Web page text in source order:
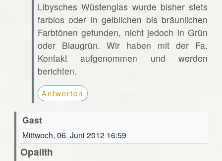
Libysches Wüstenglas wurde bisher stets
farblos oder in gelblichen bis bräunlichen
Farbtönen gefunden, nicht jedoch in Grün
oder Blaugrün. Wir haben mit der Fa.
Kontakt aufgenommen und werden
berichten.
Antworten
Gast
Mittwoch, 06. Juni 2012 16:59
Opalith